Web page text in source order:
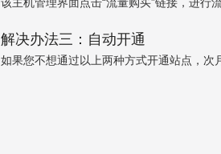
解决办法三：自动开通
如果您不想通过以上两种方式开通站点，次